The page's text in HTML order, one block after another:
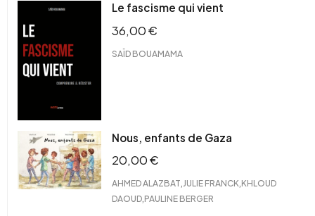
Le fascisme qui vient
36,00€
SAÏD BOUAMAMA
Nous, enfants de Gaza
20,00€
AHMED ALAZBAT,JULIE FRANCK,KHLOUD
DAOUD,PAULINE BERGER